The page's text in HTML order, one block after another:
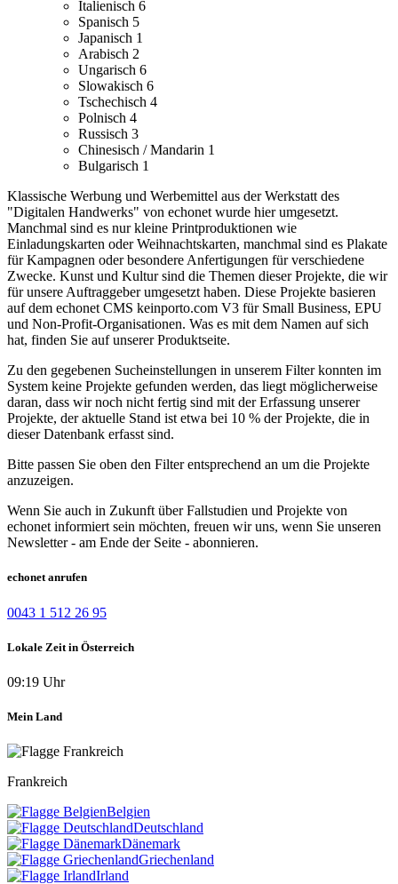
Italienisch 6
Spanisch 5
Japanisch 1
Arabisch 2
Ungarisch 6
Slowakisch 6
Tschechisch 4
Polnisch 4
Russisch 3
Chinesisch / Mandarin 1
Bulgarisch 1
Klassische Werbung und Werbemittel aus der Werkstatt des
"Digitalen Handwerks" von echonet wurde hier umgesetzt.
Manchmal sind es nur kleine Printproduktionen wie
Einladungskarten oder Weihnachtskarten, manchmal sind es Plakate
für Kampagnen oder besondere Anfertigungen für verschiedene
Zwecke. Kunst und Kultur sind die Themen dieser Projekte, die wir
für unsere Auftraggeber umgesetzt haben. Diese Projekte basieren
auf dem echonet CMS keinporto.com V3 für Small Business, EPU
und Non-Profit-Organisationen. Was es mit dem Namen auf sich
hat, finden Sie auf unserer Produktseite.
Zu den gegebenen Sucheinstellungen in unserem Filter konnten im
System keine Projekte gefunden werden, das liegt möglicherweise
daran, dass wir noch nicht fertig sind mit der Erfassung unserer
Projekte, der aktuelle Stand ist etwa bei 10 % der Projekte, die in
dieser Datenbank erfasst sind.
Bitte passen Sie oben den Filter entsprechend an um die Projekte
anzuzeigen.
Wenn Sie auch in Zukunft über Fallstudien und Projekte von
echonet informiert sein möchten, freuen wir uns, wenn Sie unseren
Newsletter - am Ende der Seite - abonnieren.
echonet anrufen
0043 1 512 26 95
Lokale Zeit in Österreich
09:19 Uhr
Mein Land
Frankreich
Belgien
Deutschland
Dänemark
Griechenland
Irland